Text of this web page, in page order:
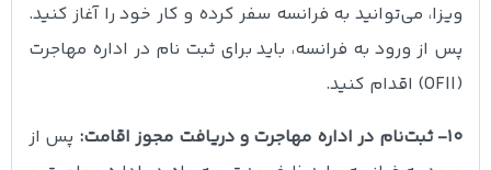
ویزا، می‌توانید به فرانسه سفر کرده و کار خود را آغاز کنید.
پس از ورود به فرانسه، باید برای ثبت نام در اداره مهاجرت
(OFII) اقدام کنید.
10- ثبت‌نام در اداره مهاجرت و دریافت مجوز اقامت:
پس از